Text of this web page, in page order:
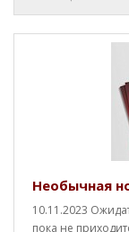
Необычная
10.11.2023
пока не